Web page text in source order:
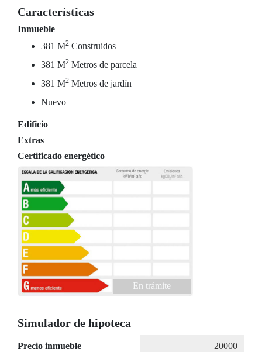
Características
Inmueble
381 M2 Construidos
381 M2 Metros de parcela
381 M2 Metros de jardín
Nuevo
Edificio
Extras
Certificado energético
En trámite
Simulador de hipoteca
Precio inmueble